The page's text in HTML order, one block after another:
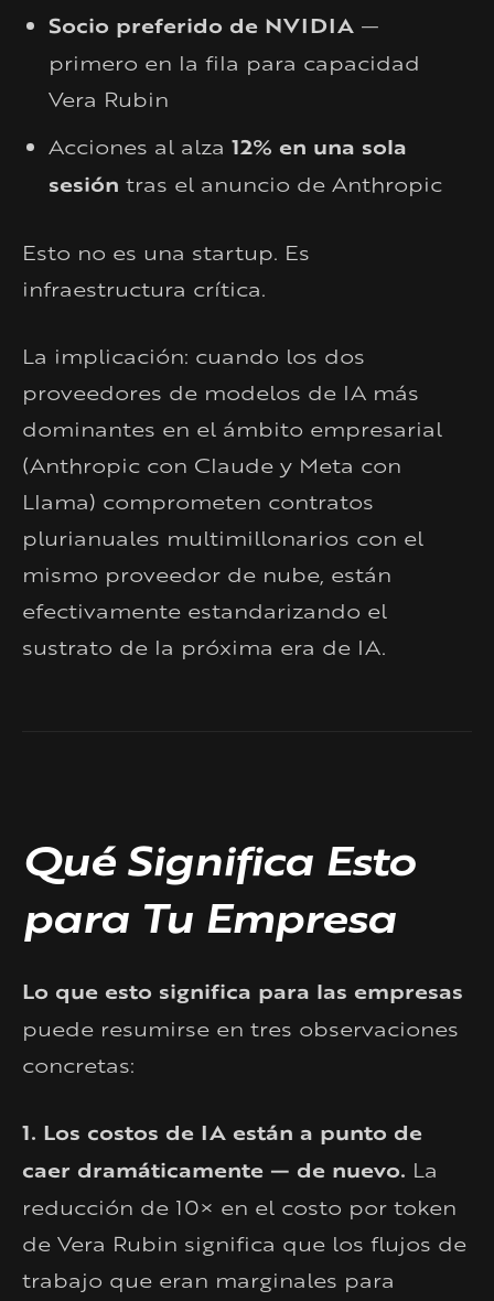
Socio preferido de NVIDIA —
primero en la fila para capacidad
Vera Rubin
Acciones al alza 12% en una sola
sesión tras el anuncio de Anthropic
Esto no es una startup. Es
infraestructura crítica.
La implicación: cuando los dos
proveedores de modelos de IA más
dominantes en el ámbito empresarial
(Anthropic con Claude y Meta con
Llama) comprometen contratos
plurianuales multimillonarios con el
mismo proveedor de nube, están
efectivamente estandarizando el
sustrato de la próxima era de IA.
Qué Significa Esto
para Tu Empresa
Lo que esto significa para las empresas
puede resumirse en tres observaciones
concretas:
1. Los costos de IA están a punto de
caer dramáticamente — de nuevo. La
reducción de 10× en el costo por token
de Vera Rubin significa que los flujos de
trabajo que eran marginales para